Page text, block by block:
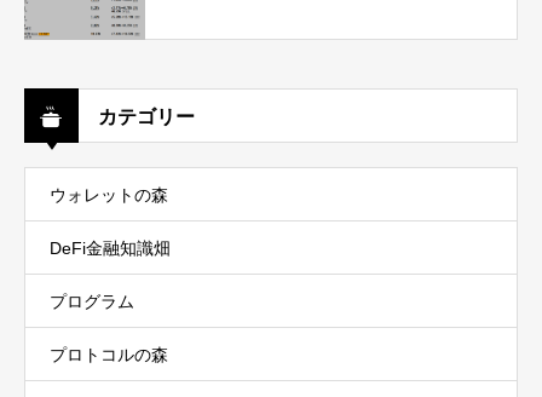
カテゴリー
ウォレットの森
DeFi金融知識畑
プログラム
プロトコルの森